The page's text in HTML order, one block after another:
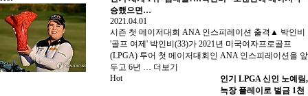
승했으면…
2021.04.01
시즌 첫 메이저대회 ANA 인스피레이션 출격 ▲ 박인비
'골프 여제' 박인비(33)가 2021년 미국여자프로골프
(LPGA) 투어 첫 메이저대회인 ANA 인스피레이션을 앞
두고 6년 … 더보기
Hot
인기 LPGA 신인 노예림,
늑장 플레이로 벌금 1천